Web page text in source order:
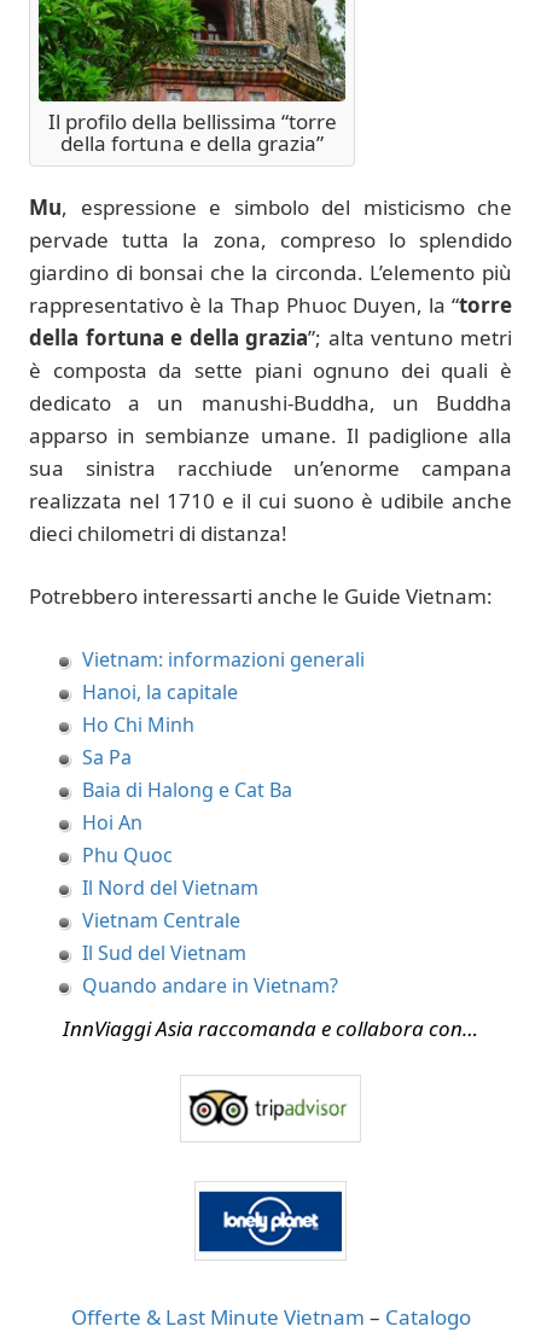
Il profilo della bellissima “torre
della fortuna e della grazia”
Mu, espressione e simbolo del misticismo che
pervade tutta la zona, compreso lo splendido
giardino di bonsai che la circonda. L’elemento più
rappresentativo è la Thap Phuoc Duyen, la “torre
della fortuna e della grazia”; alta ventuno metri
è composta da sette piani ognuno dei quali è
dedicato a un manushi-Buddha, un Buddha
apparso in sembianze umane. Il padiglione alla
sua sinistra racchiude un’enorme campana
realizzata nel 1710 e il cui suono è udibile anche
dieci chilometri di distanza!
Potrebbero interessarti anche le Guide Vietnam:
Vietnam: informazioni generali
Hanoi, la capitale
Ho Chi Minh
Sa Pa
Baia di Halong e Cat Ba
Hoi An
Phu Quoc
Il Nord del Vietnam
Vietnam Centrale
Il Sud del Vietnam
Quando andare in Vietnam?
InnViaggi Asia raccomanda e collabora con…
Offerte & Last Minute Vietnam – Catalogo